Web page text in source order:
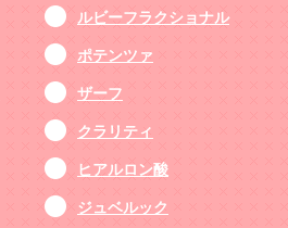
ルビーフラクショナル
ポテンツァ
ザーフ
クラリティ
ヒアルロン酸
ジュベルック